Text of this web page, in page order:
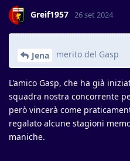
Greif1957 26 set 2024
Jena merito del Gasp
L'amico Gasp, che ha già
squadra nostra concorrente
però vincerà come
regalato alcune stagioni
maniche.